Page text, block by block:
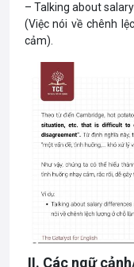
– Talking about
(Việc nói về chênh
cảm).
II. Các ngữ